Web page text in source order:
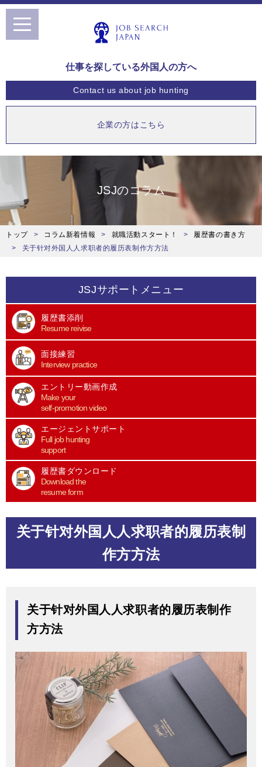
仕事を探している外国人の方へ
Contact usabout job hunting
企業の方はこちら
JSJのコラム
トップ コラム新着情報 就職活動スタート！
履歴書の書き方
关于针对外国⼈人求职者的履历表制作⽅方法
toggle
navigation
JSJサポートメニュー
履歴書添削
Resume reivise
面接練習
Interview practice
エントリー動画作成
Make your
self-promotion video
エージェントサポート
Full job hunting
support
履歴書ダウンロード
Download the
resume form
关于针对外国⼈人求职者的履历表制
作⽅方法
关于针对外国⼈人求职者的履历表制作
⽅方法